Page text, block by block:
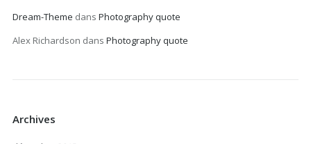
Dream-Theme dans Photography quote
Alex Richardson dans Photography quote
Archives